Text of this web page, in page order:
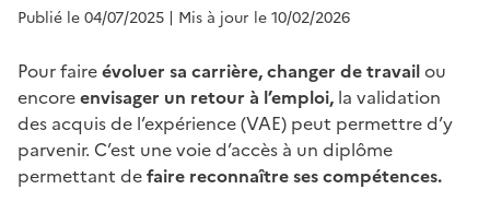
Publié le 04/07/2025 | Mis à jour le 10/02/2026
Pour faireévoluer sa carrière, changer de travailou
encoreenvisager un retour à l’emploi, la validation
des acquis de l’expérience (VAE) peut permettre d’y
parvenir. C’est une voie d’accès à un diplôme
permettant defaire reconnaître ses compétences.